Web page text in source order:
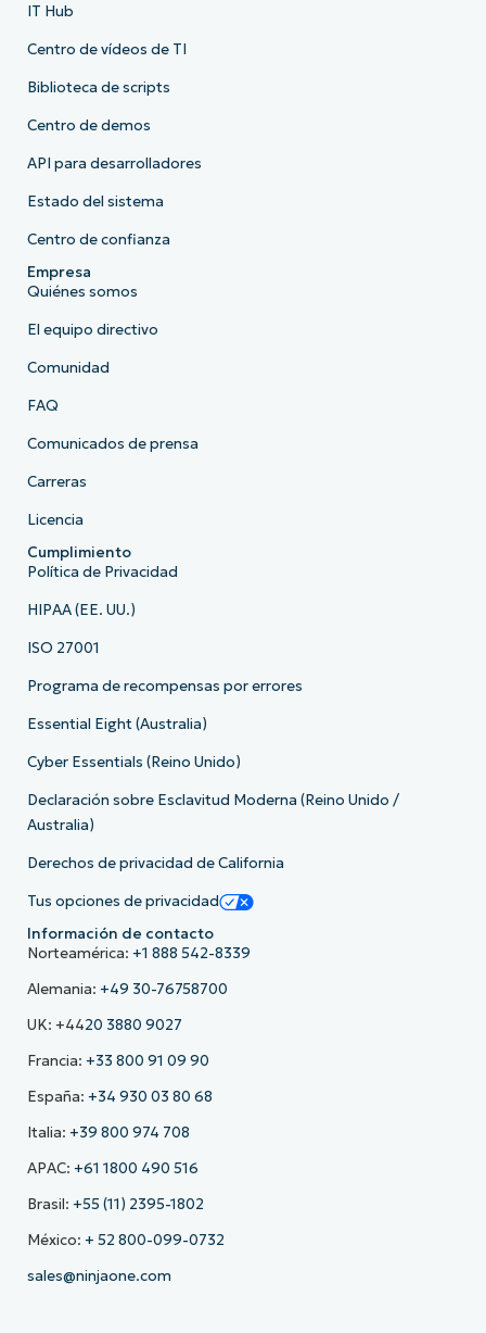
IT Hub
Centro de vídeos de TI
Biblioteca de scripts
Centro de demos
API para desarrolladores
Estado del sistema
Centro de confianza
Empresa
Quiénes somos
El equipo directivo
Comunidad
FAQ
Comunicados de prensa
Carreras
Licencia
Cumplimiento
Política de Privacidad
HIPAA (EE. UU.)
ISO 27001
Programa de recompensas por errores
Essential Eight (Australia)
Cyber Essentials (Reino Unido)
Declaración sobre Esclavitud Moderna (Reino Unido /
Australia)
Derechos de privacidad de California
Tus opciones de privacidad
Información de contacto
Norteamérica: +1 888 542-8339
Alemania: +49 30-76758700
UK: +4420 3880 9027
Francia: +33 800 91 09 90
España: +34 930 03 80 68
Italia: +39 800 974 708
APAC: +61 1800 490 516
Brasil: +55 (11) 2395-1802
México: + 52 800-099-0732
sales@ninjaone.com